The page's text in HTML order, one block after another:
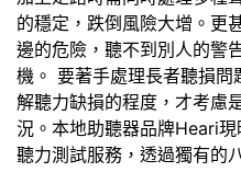
的穩定，跌倒風險大增。更
邊的危險，聽不到別人的警
機。 要著手處理長者聽損問
解聽力缺損的程度，才考慮
況。本地助聽器品牌Heari
聽力測試服務，透過獨有的